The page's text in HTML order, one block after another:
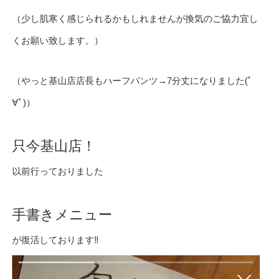
（少し肌寒く感じられるかもしれませんが換気のご協力宜し
くお願い致します。）
（やっと基山店店長もハーフパンツ→7分丈になりました(ﾟ
∀ﾟ)）
只今基山店！
以前行っておりました
手書きメニュー
が復活しております‼️